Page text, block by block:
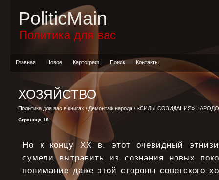
PoliticMain
Политика для вас
Главная Новое Картограф Поиск Контакты
ХОЗЯЙСТВО
Политика для вас в книгах / Демонтаж народа/«СИЛЫ СОЗИДАНИЯ»
Страница 18
Но к концу XX в. этот очевидный
сумели вытравить из сознания новых
понимание даже этой стороны советского